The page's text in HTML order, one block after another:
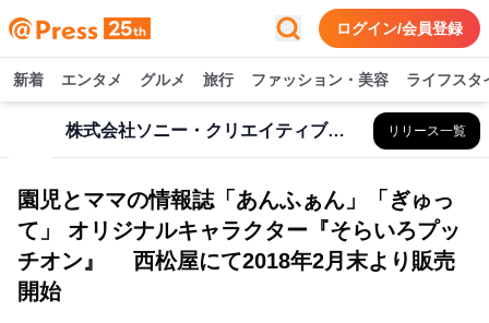
ログイン/会員登録
新着 エンタメ グルメ 旅行 ファッション・美容 ライフスタ
株式会社ソニー・クリエイティブプロダクツ リリース一覧
園児とママの情報誌「あんふぁん」「ぎゅっ
て」 オリジナルキャラクター『そらいろプッ
チオン』 西松屋にて2018年2月末より販売
開始